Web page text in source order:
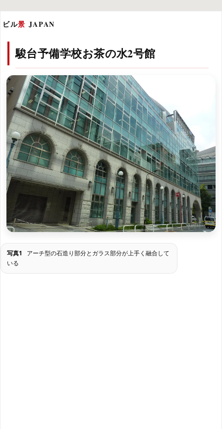
ビル景 JAPAN
駿台予備学校お茶の水2号館
写真1
アーチ型の石造り部分とガラス部分が上手く融合して
いる